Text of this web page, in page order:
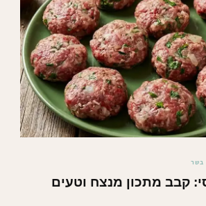
בשר
קבב מתכון מנצח וטעים